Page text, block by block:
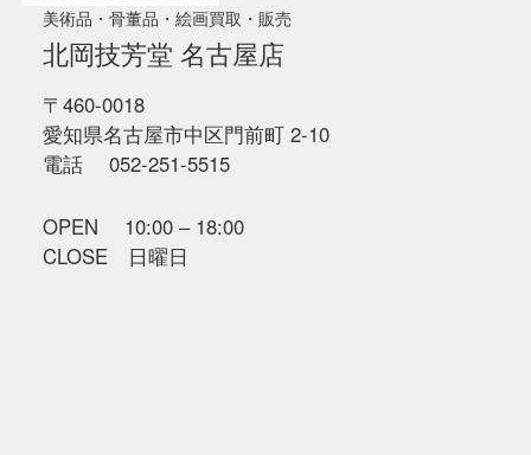
美術品・骨董品・絵画買取・販売
北岡技芳堂 名古屋店
〒460-0018
愛知県名古屋市中区門前町 2-10
電話 052-251-5515
OPEN 10:00 – 18:00
CLOSE 日曜日